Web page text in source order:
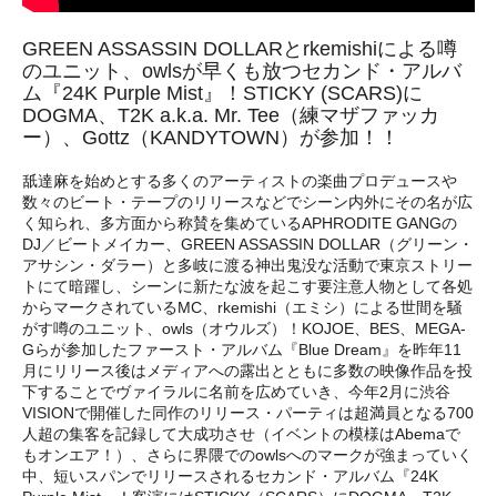
GREEN ASSASSIN DOLLARとrkemishiによる噂
のユニット、owlsが早くも放つセカンド・アルバ
ム『24K Purple Mist』！STICKY (SCARS)に
DOGMA、T2K a.k.a. Mr. Tee（練マザファッカ
ー）、Gottz（KANDYTOWN）が参加！！
舐達麻を始めとする多くのアーティストの楽曲プロデュースや
数々のビート・テープのリリースなどでシーン内外にその名が広
く知られ、多方面から称賛を集めているAPHRODITE GANGの
DJ／ビートメイカー、GREEN ASSASSIN DOLLAR（グリーン・
アサシン・ダラー）と多岐に渡る神出鬼没な活動で東京ストリー
トにて暗躍し、シーンに新たな波を起こす要注意人物として各処
からマークされているMC、rkemishi（エミシ）による世間を騒
がす噂のユニット、owls（オウルズ）！KOJOE、BES、MEGA-
Gらが参加したファースト・アルバム『Blue Dream』を昨年11
月にリリース後はメディアへの露出とともに多数の映像作品を投
下することでヴァイラルに名前を広めていき、今年2月に渋谷
VISIONで開催した同作のリリース・パーティは超満員となる700
人超の集客を記録して大成功させ（イベントの模様はAbemaで
もオンエア！）、さらに界隈でのowlsへのマークが強まっていく
中、短いスパンでリリースされるセカンド・アルバム『24K